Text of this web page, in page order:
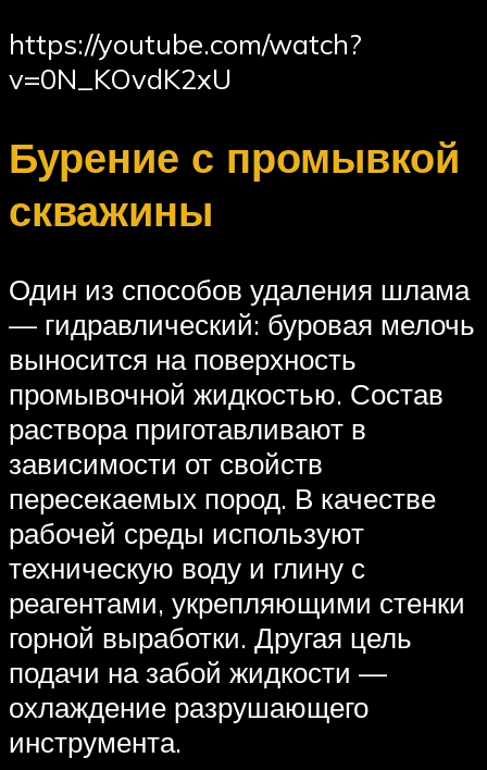
https://youtube.com/watch?
v=0N_KOvdK2xU
Бурение с промывкой
скважины
Один из способов удаления шлама
— гидравлический: буровая мелочь
выносится на поверхность
промывочной жидкостью. Состав
раствора приготавливают в
зависимости от свойств
пересекаемых пород. В качестве
рабочей среды используют
техническую воду и глину с
реагентами, укрепляющими стенки
горной выработки. Другая цель
подачи на забой жидкости —
охлаждение разрушающего
инструмента.